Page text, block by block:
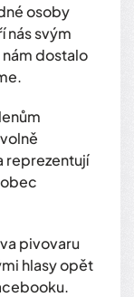
osoby
nás svým
dostalo
reprezentují
pivovaru
hlasy opět